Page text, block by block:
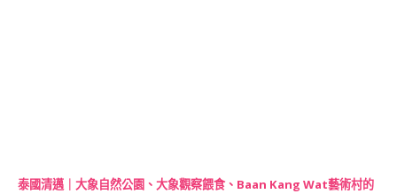
泰國清邁｜大象自然公園、大象觀察餵食、Baan Kang Wat藝術村的